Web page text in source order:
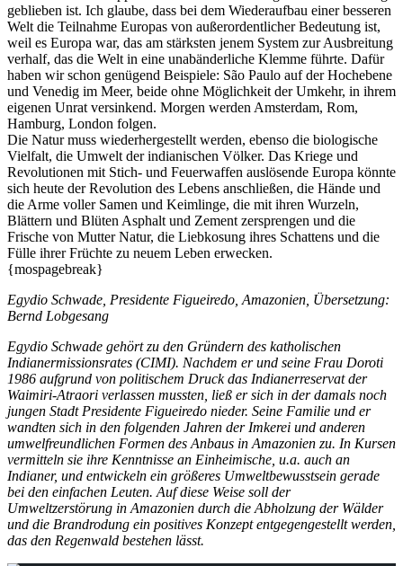
geblieben ist. Ich glaube, dass bei dem Wiederaufbau einer besseren
Welt die Teilnahme Europas von außerordentlicher Bedeutung ist,
weil es Europa war, das am stärksten jenem System zur Ausbreitung
verhalf, das die Welt in eine unabänderliche Klemme führte. Dafür
haben wir schon genügend Beispiele: São Paulo auf der Hochebene
und Venedig im Meer, beide ohne Möglichkeit der Umkehr, in ihrem
eigenen Unrat versinkend. Morgen werden Amsterdam, Rom,
Hamburg, London folgen.
Die Natur muss wiederhergestellt werden, ebenso die biologische
Vielfalt, die Umwelt der indianischen Völker. Das Kriege und
Revolutionen mit Stich- und Feuerwaffen auslösende Europa könnte
sich heute der Revolution des Lebens anschließen, die Hände und
die Arme voller Samen und Keimlinge, die mit ihren Wurzeln,
Blättern und Blüten Asphalt und Zement zersprengen und die
Frische von Mutter Natur, die Liebkosung ihres Schattens und die
Fülle ihrer Früchte zu neuem Leben erwecken.
{mospagebreak}
Egydio Schwade, Presidente Figueiredo, Amazonien, Übersetzung:
Bernd Lobgesang
Egydio Schwade gehört zu den Gründern des katholischen
Indianermissionsrates (CIMI). Nachdem er und seine Frau Doroti
1986 aufgrund von politischem Druck das Indianerreservat der
Waimiri-Atraori verlassen mussten, ließ er sich in der damals noch
jungen Stadt Presidente Figueiredo nieder. Seine Familie und er
wandten sich in den folgenden Jahren der Imkerei und anderen
umwelfreundlichen Formen des Anbaus in Amazonien zu. In Kursen
vermitteln sie ihre Kenntnisse an Einheimische, u.a. auch an
Indianer, und entwickeln ein größeres Umweltbewusstsein gerade
bei den einfachen Leuten. Auf diese Weise soll der
Umweltzerstörung in Amazonien durch die Abholzung der Wälder
und die Brandrodung ein positives Konzept entgegengestellt werden,
das den Regenwald bestehen lässt.